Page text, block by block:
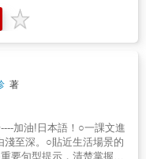
點出文法精髓，讓您用最
業日籍老師撰寫的生活
解文法。告別繁瑣解說，
補充相關詞彙，同步增
實戰：讀完
成主動實戰遊戲！ 每個
法選擇題和句子重組
時來一場回想練習。不僅
實戰的練兵。每道題都有
！ 成為學霸的關鍵就在這
筆記專區詳細分析和記
點逐個攻克。不再重複同
碎片時間速學
口！每單元兩頁，碎片
無論是睡前的小點心，還
，只需10分鐘，輕鬆完
習既簡單又高效！ ⫷隨
學習無阻礙！50音順的金
便捷！ 每當您需要，只要
們學的是如何在實際生
裡會用到這個詞，這是
抓住那
的擴展單字，將它們的相
比較，這樣您就能一網
學完即測驗：
場小測驗，讓剛學過的
是普通的復習，這是
一
回憶的過程&ldquo;背誦
不僅對求職、留學有
的樂趣。 不管為了任何原
】 & 你看日劇的時
人說日語速度很快， 好像
字說出來的。 & 實際
一字分開說的， 只是語調
， 好像一句話裡的每個
。 & 當你可以聽懂日語老
語時， 你就是從騎腳踏
著
加油!日本語！○一課文進
淺至深。○貼近生活場景的
要句型提示，清楚掌握學